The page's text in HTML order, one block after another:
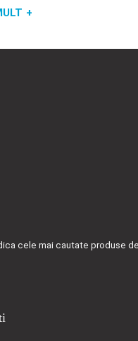
+
cele mai cautate produse